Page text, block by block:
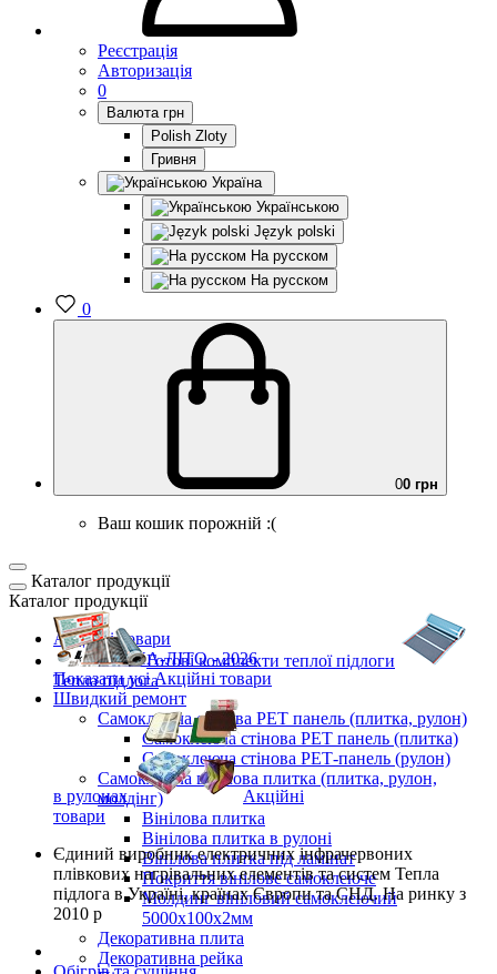
Реєстрація
Авторизація
0
Валюта грн
Polish Zloty
Гривня
Україна
Українською
Język polski
На русском
На русском
0
00 грн
Ваш кошик порожній :(
Каталог продукції
Каталог продукції
Акційні товари
ВЕСНА-ЛІТО - 2026
Показати усі Акційні товари
Швидкий ремонт
Самоклеюча стінова PET панель (плитка, рулон)
Самоклеюча стінова PET панель (плитка)
Самоклеюча стінова РЕТ-панель (рулон)
Самоклеюча вінілова плитка (плитка, рулон,
молдінг)
Вінілова плитка
Вінілова плитка в рулоні
Вінілова плитка під ламінат
Покриття вінілове самоклеюче
Молдинг вініловий самоклеючий
5000х100х2мм
Декоративна плита
Декоративна рейка
Готові комплекти теплої підлоги
Тепла підлога
в рулонах
Акційні
товари
Єдиний виробникелектричних інфрачервоних
плівкових нагрівальних елементів та систем Тепла
підлога в Україні, країнах Європи та СНД.На ринку з
2010 р